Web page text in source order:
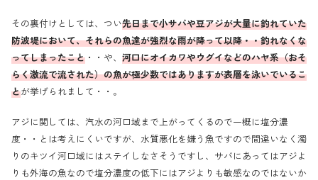
その裏付けとしては、つい先日まで小サバや豆アジが大量に釣れていた
防波堤において、それらの魚達が強烈な雨が降って以降・・釣れなくな
ってしまったこと ・・や、 河口にオイカワやウグイなどのハヤ系（おそ
らく激流で流された）の魚が極少数ではありますが表層を泳いでいるこ
とが挙げられまして・・。
アジに関しては、汽水の河口域まで上がってくるので一概に塩分濃
度・・とは考えにくいですが、水質悪化を嫌う魚ですので間違いなく濁
りのキツイ河口域にはステイしなさそうですし、サバにあってはアジよ
りも外海の魚なので塩分濃度の低下にはアジよりも敏感なのではないか